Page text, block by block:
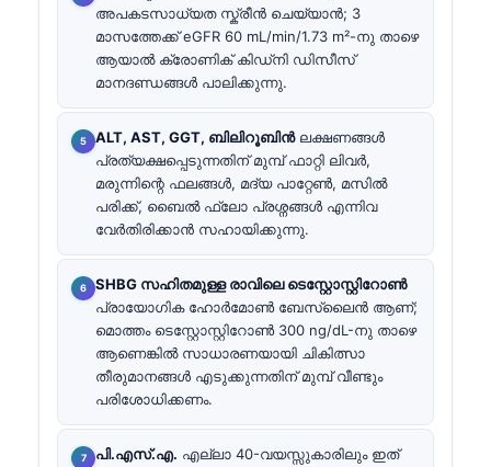
അപകടസാധ്യത സ്ക്രീൻ ചെയ്യാൻ; 3
മാസത്തേക്ക് eGFR 60 mL/min/1.73 m²-നു താഴെ
ആയാൽ ക്രോണിക് കിഡ്നി ഡിസീസ്
മാനദണ്ഡങ്ങൾ പാലിക്കുന്നു.
ALT, AST, GGT, ബിലിറൂബിൻലക്ഷണങ്ങൾ
പ്രത്യക്ഷപ്പെടുന്നതിന് മുമ്പ് ഫാറ്റി ലിവർ,
മരുന്നിന്റെ ഫലങ്ങൾ, മദ്യ പാറ്റേൺ, മസിൽ
പരിക്ക്, ബൈൽ ഫ്ലോ പ്രശ്നങ്ങൾ എന്നിവ
വേർതിരിക്കാൻ സഹായിക്കുന്നു.
SHBG സഹിതമുള്ള രാവിലെ ടെസ്റ്റോസ്റ്റിറോൺ
പ്രായോഗിക ഹോർമോൺ ബേസ്ലൈൻ ആണ്;
മൊത്തം ടെസ്റ്റോസ്റ്റിറോൺ 300 ng/dL-നു താഴെ
ആണെങ്കിൽ സാധാരണയായി ചികിത്സാ
തീരുമാനങ്ങൾ എടുക്കുന്നതിന് മുമ്പ് വീണ്ടും
പരിശോധിക്കണം.
പി.എസ്.എ. എല്ലാ 40-വയസ്സുകാരിലും ഇത്